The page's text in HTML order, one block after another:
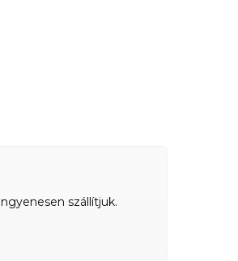
szállítjuk.